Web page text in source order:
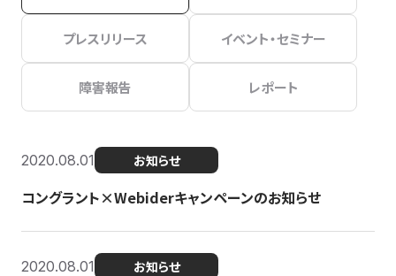
プレスリリース イベント・セミナー
障害報告 レポート
2020.08.01 お知らせ
コングラント×Webiderキャンペーンのお知らせ
2020.08.01 お知らせ